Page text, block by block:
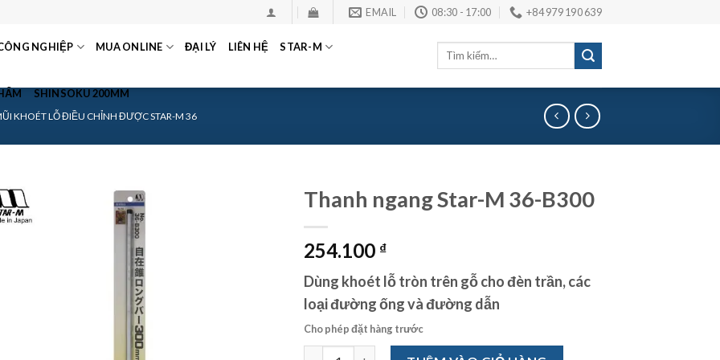
EMAIL 08:30 - 17:00 +84 979 190 639
NGHIỆP MUA ONLINE ĐẠI LÝ LIÊN HỆ STAR-M
SHINSOKU 200MM
Tìm
KHOÉT LỖ ĐIỀU CHỈNH ĐƯỢC STAR-M 36
Thanh ngang Star-M 36-B300
254.100 ₫
Dùng khoét lỗ tròn trên gỗ cho đèn trần, các
loại đường ống và đường dẫn
Cho phép đặt hàng trước
Thanh ngang Star-M 36-B300 số lượng